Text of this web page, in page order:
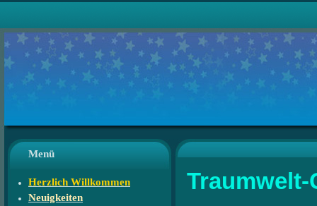
Menü
Herzlich Willkommen
Neuigkeiten